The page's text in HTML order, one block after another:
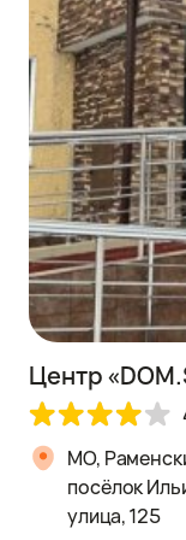
Центр
МО,
посёлок
улица, 125